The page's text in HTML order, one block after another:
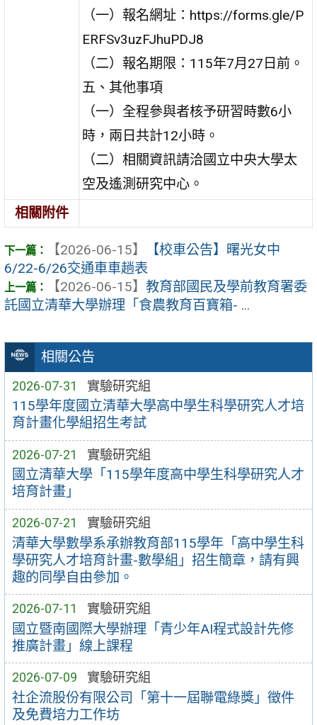
相關公告
2026-07-31 實驗研究組
115學年度國立清華大學高中學生科學研究人才培
育計畫化學組招生考試
2026-07-21 實驗研究組
國立清華大學「115學年度高中學生科學研究人才
培育計畫」
2026-07-21 實驗研究組
清華大學數學系承辦教育部115學年「高中學生科
學研究人才培育計畫-數學組」招生簡章，請有興
趣的同學自由參加。
2026-07-11 實驗研究組
國立暨南國際大學辦理「青少年AI程式設計先修
推廣計畫」線上課程
2026-07-09 實驗研究組
社企流股份有限公司「第十一屆聯電綠獎」徵件
及免費培力工作坊
（一）報名網址：https://forms.gle/P
ERFSv3uzFJhuPDJ8
（二）報名期限：115年7月27日前。
五、其他事項
（一）全程參與者核予研習時數6小
時，兩日共計12小時。
（二）相關資訊請洽國立中央大學太
空及遙測研究中心。
相關附件
【2026-06-15】
【校車公告】曙光女中
6/22-6/26交通車車趟表
【2026-06-15】 教育部國民及學前教育署委
託國立清華大學辦理「食農教育百寶箱- ...